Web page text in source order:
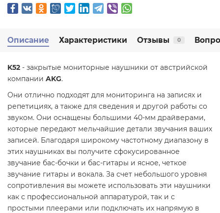
Описание Характеристики Отзывы 0
K52 - закрытые мониторные наушники от австрийской
компании AKG.
Они отлично подходят для мониторинга на записях и
репетициях, а также для сведения и другой работы со
звуком. Они оснащены большими 40-мм драйверами,
которые передают мельчайшие детали звучания ваших
записей. Благодаря широкому частотному диапазону в
этих наушниках вы получите сфокусированное
звучание бас-бочки и бас-гитары и ясное, четкое
звучание гитары и вокала. За счет небольшого уровня
сопротивления вы можете использовать эти наушники
как с профессиональной аппаратурой, так и с
простыми плеерами или подключать их напрямую в